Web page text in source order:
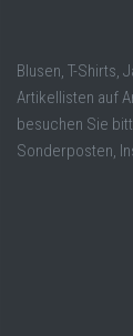
Blusen, T-Shirts,
Artikellisten auf
besuchen Sie
Sonderposten,